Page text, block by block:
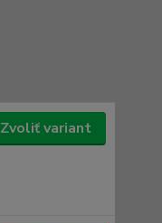
Zvoliť variant